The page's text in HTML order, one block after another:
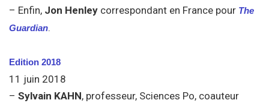
– Enfin, Jon Henley correspondant en France pour The
Guardian.
Edition 2018
11 juin 2018
– Sylvain KAHN, professeur, Sciences Po, coauteur